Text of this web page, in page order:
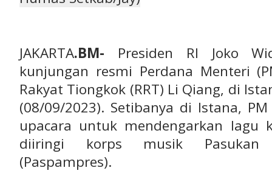
JAKARTA.BM- Presiden RI Joko
kunjungan resmi Perdana Menteri
Rakyat Tiongkok (RRT) Li Qiang, di
(08/09/2023). Setibanya di Istana,
upacara untuk mendengarkan lagu
diiringi korps musik Pasukan
(Paspampres).